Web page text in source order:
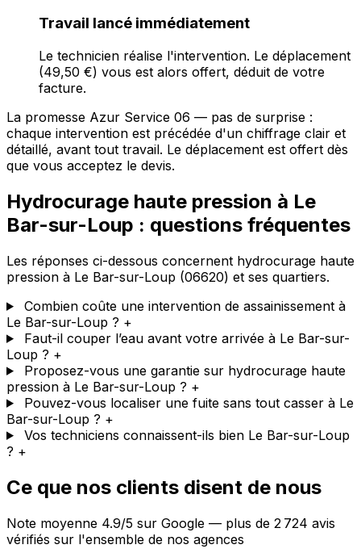
Travail lancé immédiatement
Le technicien réalise l'intervention. Le déplacement
(49,50 €) vous est alors offert, déduit de votre
facture.
La promesse Azur Service 06 — pas de surprise :
chaque intervention est précédée d'un chiffrage clair et
détaillé, avant tout travail. Le déplacement est offert dès
que vous acceptez le devis.
Hydrocurage haute pression à Le
Bar-sur-Loup : questions fréquentes
Les réponses ci-dessous concernent hydrocurage haute
pression à Le Bar-sur-Loup (06620) et ses quartiers.
Combien coûte une intervention de assainissement à
Le Bar-sur-Loup ? +
Faut-il couper l’eau avant votre arrivée à Le Bar-sur-
Loup ? +
Proposez-vous une garantie sur hydrocurage haute
pression à Le Bar-sur-Loup ? +
Pouvez-vous localiser une fuite sans tout casser à Le
Bar-sur-Loup ? +
Vos techniciens connaissent-ils bien Le Bar-sur-Loup
? +
Ce que nos clients disent de nous
Note moyenne 4.9/5 sur Google — plus de 2 724 avis
vérifiés sur l'ensemble de nos agences